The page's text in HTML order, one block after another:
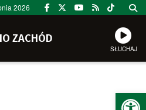
2026
ZACHÓD
SŁUCHAJ